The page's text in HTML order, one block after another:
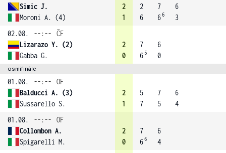
Simic J.
Moroni A. (4)
2
1
2
6
7
66
6
3
02.08.
--:--
ČF
Lizarazo Y. (2)
Gabba G.
2
0
7
6 5
6
0
osmifinále
01.08. --:--
OF
Balducci A. (3)
Sussarello S.
2
1
5
7
7
5
6
4
01.08.
--:--
OF
Collombon A.
Spigarelli M.
2
0
7
66
6
4